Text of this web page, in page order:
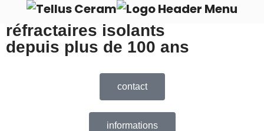
Aller
au
Fabriquant de produits
réfractaires isolants
depuis plus de 100 ans
contact
informations